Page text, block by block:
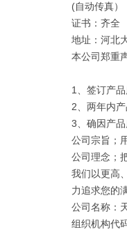
(自动传真）
证书：齐全
地址：河北
本公司郑重
1、签订产
2、两年内
3、确因产
公司宗旨；
公司理念；
我们以更高
力追求您的
公司名称：
组织机构代